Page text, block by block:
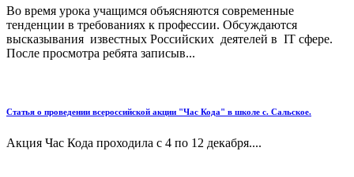
Во время урока учащимся объясняются современные
тенденции в требованиях к профессии. Обсуждаются
высказывания известных Российских деятелей в IT сфере.
После просмотра ребята записыв...
Статья о проведении всероссийской акции "Час Кода" в школе с. Сальское.
Акция Час Кода проходила с 4 по 12 декабря....